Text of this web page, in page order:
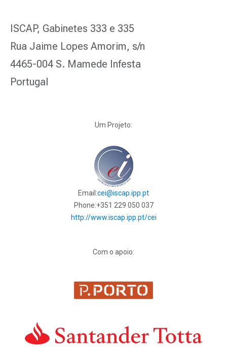
ISCAP, Gabinetes 333 e 335
Rua Jaime Lopes Amorim, s/n
4465-004 S. Mamede Infesta
Portugal
Um Projeto:
Email:cei@iscap.ipp.pt
Phone:+351 229 050 037
http://www.iscap.ipp.pt/cei
Com o apoio: